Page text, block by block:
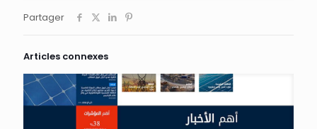
Partager
Articles connexes